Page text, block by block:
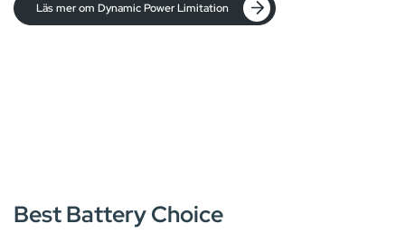
Läs mer om Dynamic Power Limitation
Best Battery Choice